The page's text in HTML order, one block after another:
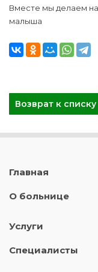
Вместе мы делаем
малыша
Возврат к списку
Главная
О больнице
Услуги
Специалисты